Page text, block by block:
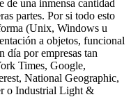
de una inmensa cantidad
partes. Por si todo esto
(Unix, Windows u
a objetos, funcional
día por empresas tan
Times, Google,
National Geographic,
o Industrial Light &